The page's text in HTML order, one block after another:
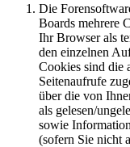
Die
Boards mehrere
Ihr Browser als
den einzelnen
Cookies sind die
Seitenaufrufe
über die von
als gelesen/
sowie
(sofern Sie nicht